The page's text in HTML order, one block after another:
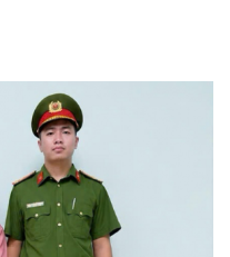
Giải trí
Nghệ sĩ
Thời trang
Sao Việt